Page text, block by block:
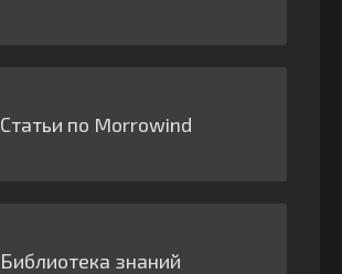
Статьи по Morrowind
Библиотека знаний